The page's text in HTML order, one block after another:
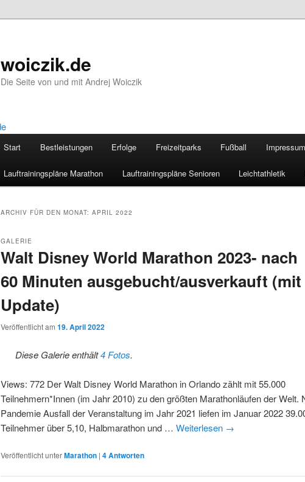
woiczik.de
Die Seite von und mit Andrej Woiczik
Start Bestleistungen Erfolge Freizeitparks Fußball Impressum
Lauftrainingspläne Marathon Lauftrainingspläne Senioren Leichtathletik
ARCHIV FÜR DEN MONAT: APRIL 2022
Walt Disney World Marathon 2023- nach
60 Minuten ausgebucht/ausverkauft (mit
Update)
GALERIE
Veröffentlicht am 19. April 2022
Diese Galerie enthält4 Fotos.
Views: 772 Der Walt Disney World Marathon in Orlando zählt mit 55.000
Teilnehmern*Innen (im Jahr 2010) zu den größten Marathonläufen der Welt.
Pandemie Ausfall der Veranstaltung im Jahr 2021 liefen im Januar 2022
Teilnehmer über 5,10, Halbmarathon und … Weiterlesen →
Veröffentlicht unterMarathon | 4Antworten